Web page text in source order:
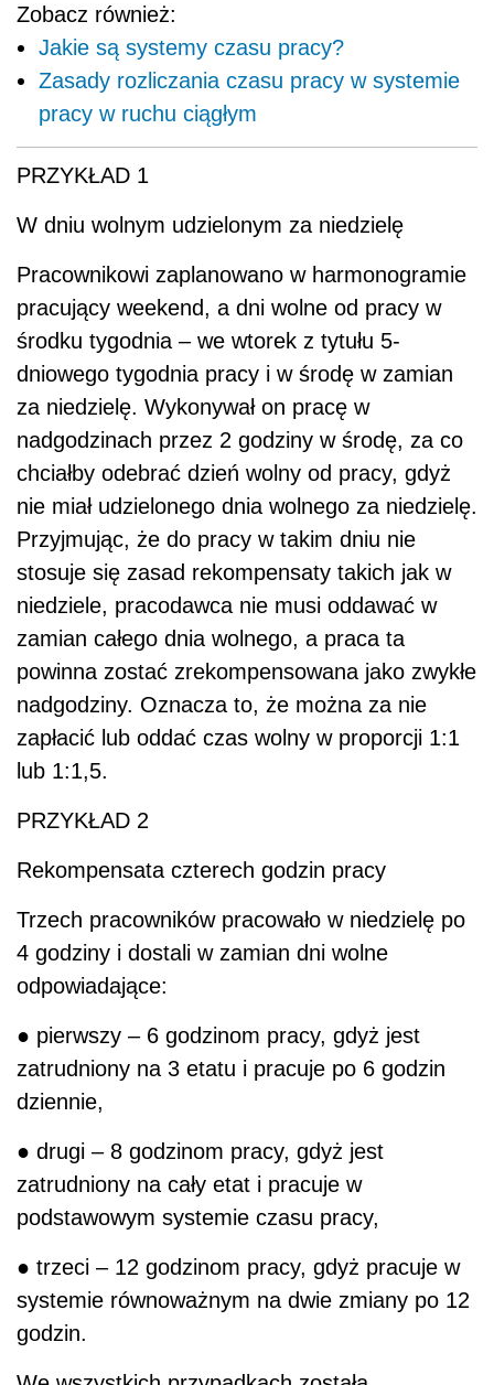
Zobacz również:
Jakie są systemy czasu pracy?
Zasady rozliczania czasu pracy w systemie
pracy w ruchu ciągłym
PRZYKŁAD 1
W dniu wolnym udzielonym za niedzielę
Pracownikowi zaplanowano w harmonogramie
pracujący weekend, a dni wolne od pracy w
środku tygodnia – we wtorek z tytułu 5-
dniowego tygodnia pracy i w środę w zamian
za niedzielę. Wykonywał on pracę w
nadgodzinach przez 2 godziny w środę, za co
chciałby odebrać dzień wolny od pracy, gdyż
nie miał udzielonego dnia wolnego za niedzielę.
Przyjmując, że do pracy w takim dniu nie
stosuje się zasad rekompensaty takich jak w
niedziele, pracodawca nie musi oddawać w
zamian całego dnia wolnego, a praca ta
powinna zostać zrekompensowana jako zwykłe
nadgodziny. Oznacza to, że można za nie
zapłacić lub oddać czas wolny w proporcji 1:1
lub 1:1,5.
PRZYKŁAD 2
Rekompensata czterech godzin pracy
Trzech pracowników pracowało w niedzielę po
4 godziny i dostali w zamian dni wolne
odpowiadające:
● pierwszy – 6 godzinom pracy, gdyż jest
zatrudniony na 3 etatu i pracuje po 6 godzin
dziennie,
● drugi – 8 godzinom pracy, gdyż jest
zatrudniony na cały etat i pracuje w
podstawowym systemie czasu pracy,
● trzeci – 12 godzinom pracy, gdyż pracuje w
systemie równoważnym na dwie zmiany po 12
godzin.